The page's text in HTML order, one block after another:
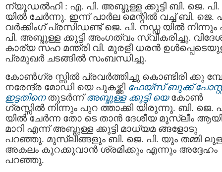
ന്യൂഡല്‍ഹി : എ. പി. അബ്ദുള്ള ക്കുട്ടി ബി. ജെ. പി.
യില്‍ ചേര്‍ന്നു. ഇന്ന് പാര്‍ല മെന്റിൽ വച്ച് ബി. ജെ.
വര്‍ക്കിംഗ് പ്രസിഡണ്ട് ജെ. പി. നഡ്ഡ യിൽ
പി. അബ്ദുള്ള ക്കുട്ടി അംഗത്വം സ്വീകരിച്ചു.
കാര്യ സഹ മന്ത്രി വി. മുരളീ ധരൻ
പ്രമുഖര്‍ ചടങ്ങിൽ സംബന്ധിച്ചു.
കോണ്‍ഗ്ര സ്സില്‍ പ്രവര്‍ത്തിച്ചു കൊണ്ടിരി ക്കു
നരേന്ദ്ര മോഡി യെ പുകഴ്ത്തി ഫേയ്സ് ബുക്ക്
ഇട്ടതിനെതുടര്‍ന്ന്അബ്ദുള്ള ക്കുട്ടി യെകോണ്‍
ഗ്രസ്സില്‍ നിന്നും പുറ ത്താക്കി യിരുന്നു. ബി. ജെ.
യില്‍ ചേര്‍ന്ന തോ ടെ താന്‍ ദേശീയ മുസ്ലീം ആയി
മാറി എന്ന് അബ്ദുള്ള ക്കുട്ടി മാധ്യമ ങ്ങളോടു
പറഞ്ഞു. മുസ്ലീങ്ങളും ബി. ജെ. പി. യും തമ്മി
അകലം കുറക്കുവാന്‍ ശ്രമിക്കും എന്നും അദ്ദേഹം
പറഞ്ഞു.